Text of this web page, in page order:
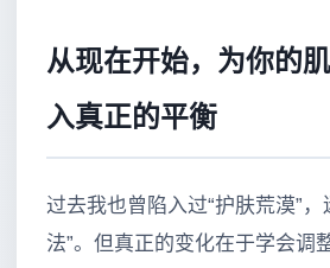
从现在开始，为你的
入真正的平衡
过去我也曾陷入过“护肤荒漠”，
法”。但真正的变化在于学会调